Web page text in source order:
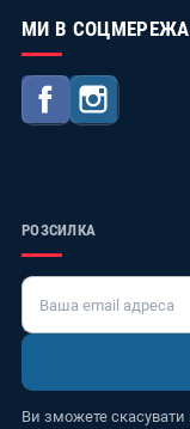
МИ В
Facebook
РОЗСИЛКА
Ви зможете